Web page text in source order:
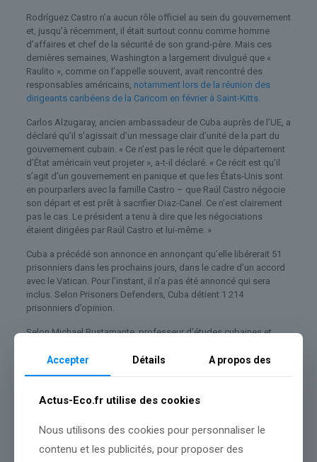
Rodríguez Castro n’a aucun rôle officiel au sein du gouvernement
et, jusqu’à récemment, il était surtout connu comme homme
d’affaires et chef de la sécurité de son grand-père. Mais ces
dernières semaines, Washington a largement divulgué que «
Raulito », comme on l’appelle souvent, avait rencontré des
responsables américains, notamment lors de la réunion des
dirigeants caribéens de la Caricom en février à Saint-Kitts.
Carlos Alzugaray, ancien ambassadeur de Cuba auprès de l’UE, a
déclaré qu’il s’agissait d’un message clair d’unité de la part du
gouvernement cubain. « Ce n’est pas le récit que le département
d’État américain veut projeter », a-t-il déclaré. « Ce récit est qu’il
s’agit d’un gouvernement en panique et que les États-Unis sont
en pourparlers avec la famille Castro – que Raúl Castro négocie
son départ et est prêt à sacrifier Diaz-Canel. Ce n’est clairement
pas le cas. Le président a tenu à dire que les négociations
étaient dirigées par Raúl Castro et lui-même. »
Cuba a précédé son annonce en annonçant qu’elle libérerait 51
prisonniers dans les prochains jours, dans le cadre d’un accord
avec le Vatican. Pour l’instant, il n’a pas été annoncé qui sera
inclus. Selon Prisoners Defenders, Cuba détient 1 214
prisonniers d’opinion.
Selon Michael Bustamante, professeur d’études cubaines et
importants, surtout s’ils incluent Luís Manuel Otero Alcántara, un
nombreux Cubains.
a-t-il déclaré. « Mais les conditions dans lesquelles ils sont
libérés sont importantes. S’ils ont une épée de Damoclès au-
Accepter Détails A propos des
Actus-Eco.fr utilise des cookies
Nous utilisons des cookies pour personnaliser le
contenu et les publicités, pour proposer des